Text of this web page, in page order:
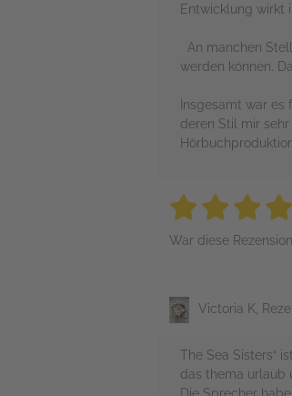
Entwicklung wirkt
An manchen
werden können.
Insgesamt war
deren Stil mir
4 4 4
War diese
Victoria K,
The Sea Sisters“
das thema urlaub
Die Sprecher